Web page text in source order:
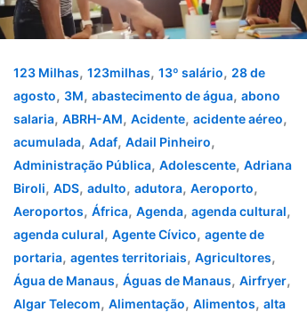
123 Milhas, 123milhas, 13º salário, 28 de
agosto, 3M, abastecimento de água, abono
salaria, ABRH-AM, Acidente, acidente aéreo,
acumulada, Adaf, Adail Pinheiro,
Administração Pública, Adolescente, Adriana
Biroli, ADS, adulto, adutora, Aeroporto,
Aeroportos, África, Agenda, agenda cultural,
agenda culural, Agente Cívico, agente de
portaria, agentes territoriais, Agricultores,
Água de Manaus, Águas de Manaus, Airfryer,
Algar Telecom, Alimentação, Alimentos, alta